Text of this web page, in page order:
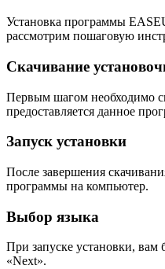
Установка программы
рассмотрим пошаговую
Скачивание
Первым шагом необходимо
предоставляется данное
Запуск установки
После завершения
программы на компьютер.
Выбор языка
При запуске установки,
«Next».